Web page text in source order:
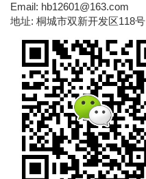
Email: hb12601@163.com
地址: 桐城市双新开发区118号